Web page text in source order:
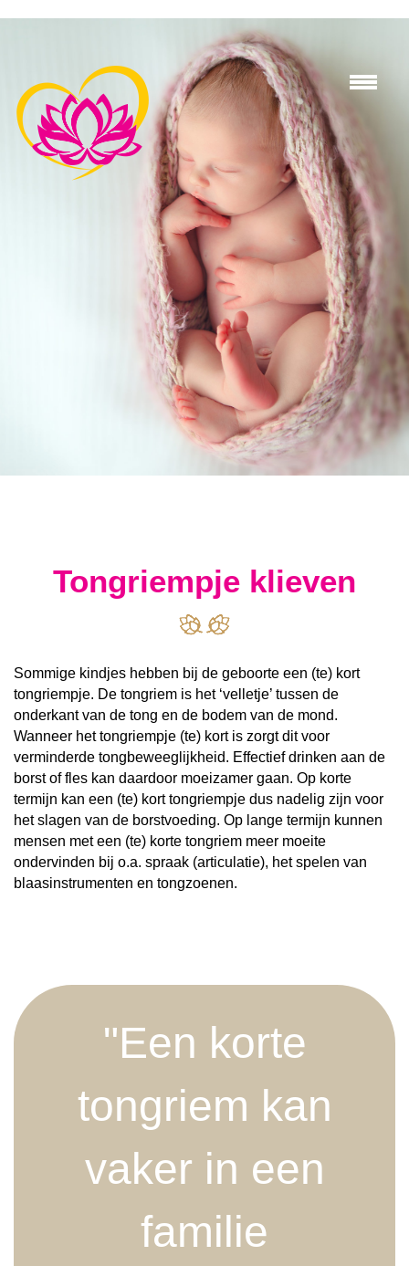
Tongriempje klieven
Sommige kindjes hebben bij de geboorte een (te) kort
tongriempje. De tongriem is het ‘velletje’ tussen de
onderkant van de tong en de bodem van de mond.
Wanneer het tongriempje (te) kort is zorgt dit voor
verminderde tongbeweeglijkheid. Effectief drinken aan de
borst of fles kan daardoor moeizamer gaan. Op korte
termijn kan een (te) kort tongriempje dus nadelig zijn voor
het slagen van de borstvoeding. Op lange termijn kunnen
mensen met een (te) korte tongriem meer moeite
ondervinden bij o.a. spraak (articulatie), het spelen van
blaasinstrumenten en tongzoenen.
"Een korte
tongriem kan
vaker in een
familie